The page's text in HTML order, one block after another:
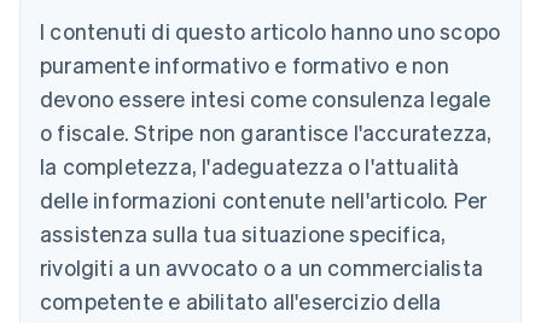
I contenuti di questo articolo hanno uno scopo
puramente informativo e formativo e non
devono essere intesi come consulenza legale
o fiscale. Stripe non garantisce l'accuratezza,
la completezza, l'adeguatezza o l'attualità
delle informazioni contenute nell'articolo. Per
assistenza sulla tua situazione specifica,
rivolgiti a un avvocato o a un commercialista
competente e abilitato all'esercizio della
English
DeutschEnglish
Belgio
Nederlands Français English
Brasile
PortuguêsEnglish
Bulgaria
Canada
EnglishFrançais
Cina continentale
简体中文English